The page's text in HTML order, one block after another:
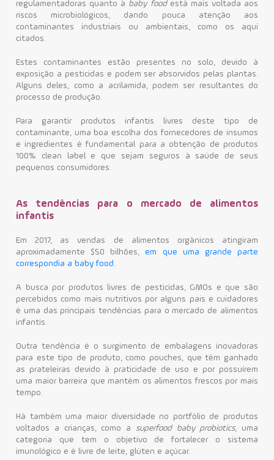
regulamentadoras quanto à baby foodestá mais voltada aos
riscos microbiológicos, dando pouca atenção aos
contaminantes industriais ou ambientais, como os aqui
citados.
Estes contaminantes estão presentes no solo, devido à
exposição a pesticidas e podem ser absorvidos pelas plantas.
Alguns deles, como a acrilamida, podem ser resultantes do
processo de produção.
Para garantir produtos infantis livres deste tipo de
contaminante, uma boa escolha dos fornecedores de insumos
e ingredientes é fundamental para a obtenção de produtos
100% clean label e que sejam seguros à saúde de seus
pequenos consumidores.
As tendências para o mercado de alimentos
infantis
Em 2017, as vendas de alimentos orgânicos atingiram
aproximadamente $50 bilhões,em que uma grande parte
correspondia a baby food.
A busca por produtos livres de pesticidas, GMOs e que são
percebidos como mais nutritivos por alguns pais e cuidadores
é uma das principais tendências para o mercado de alimentos
infantis.
Outra tendência é o surgimento de embalagens inovadoras
para este tipo de produto, como pouches, que têm ganhado
as prateleiras devido à praticidade de uso e por possuírem
uma maior barreira que mantém os alimentos frescos por mais
tempo.
Há também uma maior diversidade no portfólio de produtos
voltados a crianças, como a superfood baby probiotics, uma
categoria que tem o objetivo de fortalecer o sistema
imunológico e é livre de leite, glúten e açúcar.